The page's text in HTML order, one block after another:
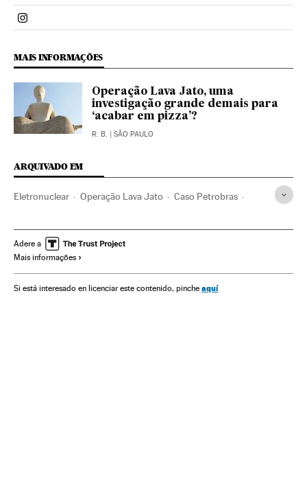
Politica El País Brasil en Instagram
MAIS INFORMAÇÕES
Operação Lava Jato, uma
investigação grande demais para
‘acabar em pizza’?
R. B. | SÃO PAULO
ARQUIVADO EM
Eletronuclear Operação Lava Jato Caso Petrobras
Escândalos políticos Polícia Federal
Financiamento ilegal
Financiamento partidos Caixa dois Corrupção política
Adere a
Mais informações
Si está interesado en licenciar este contenido, pinche aquí